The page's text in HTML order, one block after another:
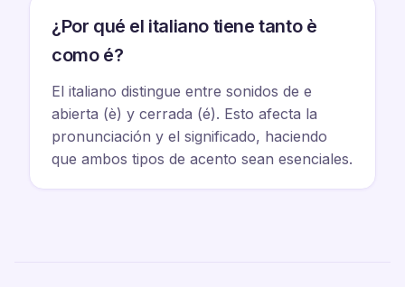
¿Por qué el italiano tiene tanto è
como é?
El italiano distingue entre sonidos de e
abierta (è) y cerrada (é). Esto afecta la
pronunciación y el significado, haciendo
que ambos tipos de acento sean esenciales.